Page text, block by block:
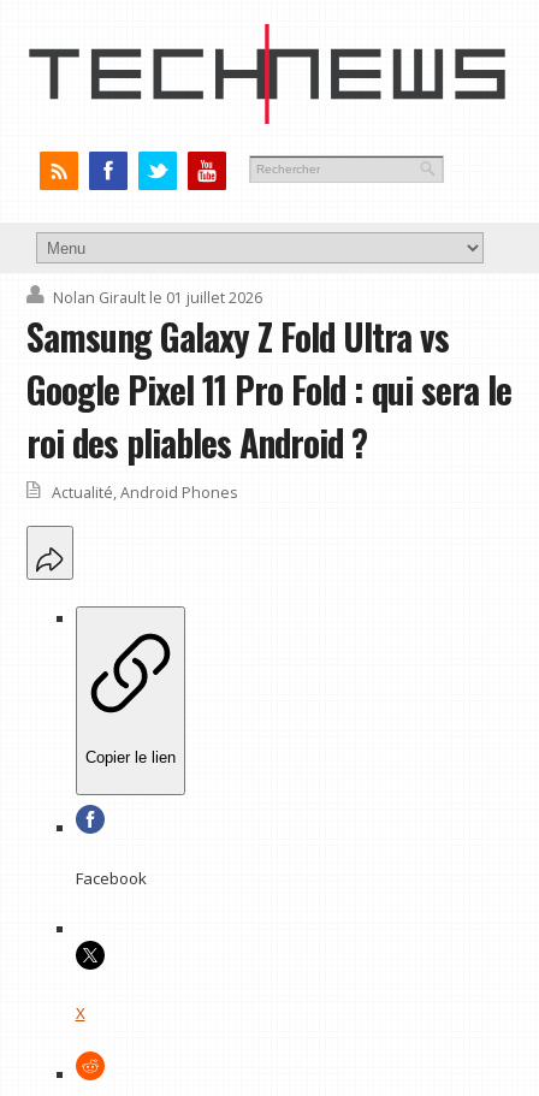
Nolan Girault le 01 juillet 2026
Samsung Galaxy Z Fold Ultra vs
Google Pixel 11 Pro Fold : qui sera le
roi des pliables Android ?
Actualité,Android Phones
Copier le lien
Facebook
X